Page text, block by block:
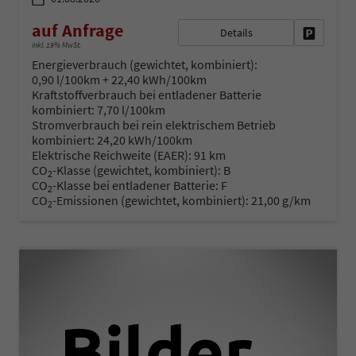
auf Anfrage
inkl. 19% MwSt.
Details
Energieverbrauch (gewichtet, kombiniert):
0,90 l/100km + 22,40 kWh/100km
Kraftstoffverbrauch bei entladener Batterie
kombiniert: 7,70 l/100km
Stromverbrauch bei rein elektrischem Betrieb
kombiniert: 24,20 kWh/100km
Elektrische Reichweite (EAER): 91 km
CO2-Klasse (gewichtet, kombiniert): B
CO2-Klasse bei entladener Batterie: F
CO2-Emissionen (gewichtet, kombiniert): 21,00 g/km